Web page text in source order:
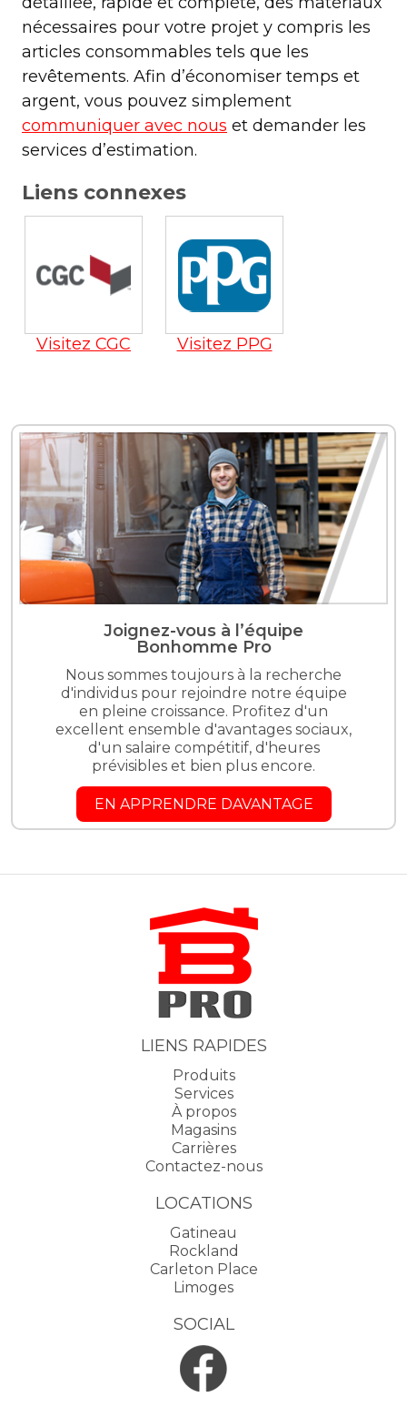
nécessaires pour votre projet y compris les
articles consommables tels que les
revêtements. Afin d’économiser temps et
argent, vous pouvez simplement
communiquer avec nous et demander les
services d’estimation.
Liens connexes
Visitez CGC Visitez PPG
Joignez-vous à l’équipe
Bonhomme Pro
Nous sommes toujours à la recherche
d'individus pour rejoindre notre équipe
en pleine croissance. Profitez d'un
excellent ensemble d'avantages sociaux,
d'un salaire compétitif, d'heures
prévisibles et bien plus encore.
EN APPRENDRE DAVANTAGE
LIENS RAPIDES
Produits
Services
À propos
Magasins
Carrières
Contactez-nous
LOCATIONS
Gatineau
Rockland
Carleton Place
Limoges
SOCIAL